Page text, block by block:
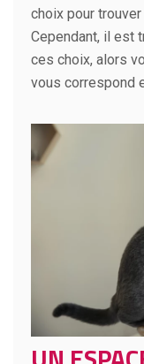
choix pour
Cependant, il est
ces choix, alors
vous correspond